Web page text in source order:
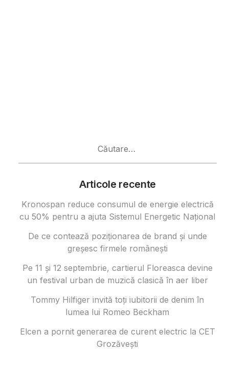
Articole recente
Kronospan reduce consumul de energie electrică
cu 50% pentru a ajuta Sistemul Energetic Național
De ce contează poziționarea de brand și unde
greșesc firmele românești
Pe 11 și 12 septembrie, cartierul Floreasca devine
un festival urban de muzică clasică în aer liber
Tommy Hilfiger invită toți iubitorii de denim în
lumea lui Romeo Beckham
Elcen a pornit generarea de curent electric la CET
Grozăvești